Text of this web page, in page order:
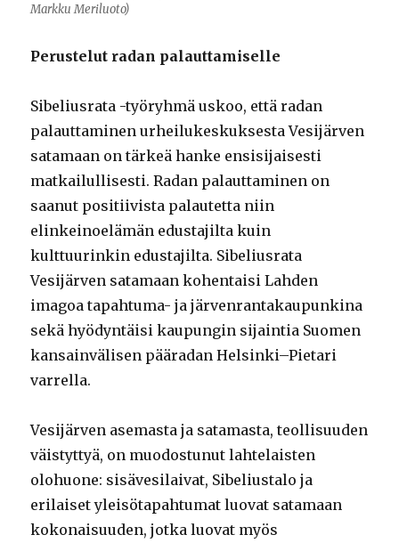
Markku Meriluoto)
Perustelut radan palauttamiselle
Sibeliusrata -työryhmä uskoo, että radan
palauttaminen urheilukeskuksesta Vesijärven
satamaan on tärkeä hanke ensisijaisesti
matkailullisesti. Radan palauttaminen on
saanut positiivista palautetta niin
elinkeinoelämän edustajilta kuin
kulttuurinkin edustajilta. Sibeliusrata
Vesijärven satamaan kohentaisi Lahden
imagoa tapahtuma- ja järvenrantakaupunkina
sekä hyödyntäisi kaupungin sijaintia Suomen
kansainvälisen pääradan Helsinki–Pietari
varrella.
Vesijärven asemasta ja satamasta, teollisuuden
väistyttyä, on muodostunut lahtelaisten
olohuone: sisävesilaivat, Sibeliustalo ja
erilaiset yleisötapahtumat luovat satamaan
kokonaisuuden, jotka luovat myös